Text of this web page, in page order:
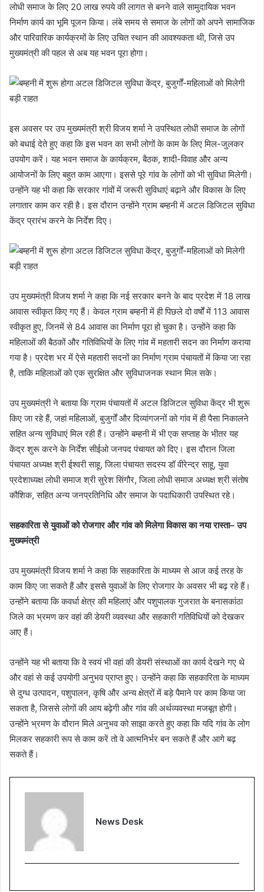
लोधी समाज के लिए 20 लाख रुपये की लागत से बनने वाले सामुदायिक भवन
निर्माण कार्य का भूमि पूजन किया। लंबे समय से समाज के लोगों को अपने सामाजिक
और पारिवारिक कार्यक्रमों के लिए उचित स्थान की आवश्यकता थी, जिसे उप
मुख्यमंत्री की पहल से अब यह भवन पूरा होगा।
इस अवसर पर उप मुख्यमंत्री श्री विजय शर्मा ने उपस्थित लोधी समाज के लोगों
को बधाई देते हुए कहा कि इस भवन का सभी लोगों के काम के लिए मिल-जुलकर
उपयोग करें। यह भवन समाज के कार्यक्रम, बैठक, शादी-विवाह और अन्य
आयोजनों के लिए बहुत काम आएगा। इससे पूरे गांव के लोगों को भी सुविधा मिलेगी।
उन्होंने यह भी कहा कि सरकार गांवों में जरूरी सुविधाएं बढ़ाने और विकास के लिए
लगातार काम कर रही है। इस दौरान उन्होंने ग्राम बम्हनी में अटल डिजिटल सुविधा
केंद्र प्रारंभ करने के निर्देश दिए।
उप मुख्यमंत्री विजय शर्मा ने कहा कि नई सरकार बनने के बाद प्रदेश में 18 लाख
आवास स्वीकृत किए गए हैं। केवल ग्राम बम्हनी में ही पिछले दो वर्षों में 113 आवास
स्वीकृत हुए, जिनमें से 84 आवास का निर्माण पूरा हो चुका है। उन्होंने कहा कि
महिलाओं की बैठकों और गतिविधियों के लिए गांव में महतारी सदन का निर्माण कराया
गया है। प्रदेश भर में ऐसे महतारी सदनों का निर्माण ग्राम पंचायतों में किया जा रहा
है, ताकि महिलाओं को एक सुरक्षित और सुविधाजनक स्थान मिल सके।
उप मुख्यमंत्री ने बताया कि ग्राम पंचायतों में अटल डिजिटल सुविधा केंद्र भी शुरू
किए जा रहे हैं, जहां महिलाओं, बुजुर्गों और दिव्यांगजनों को गांव में ही पैसा निकालने
सहित अन्य सुविधाएं मिल रही हैं। उन्होंने बम्हनी में भी एक सप्ताह के भीतर यह
केंद्र शुरू करने के निर्देश सीईओ जनपद पंचायत को दिए। इस दौरान जिला
पंचायत अध्यक्ष श्री ईश्वरी साहू, जिला पंचायत सदस्य डॉ वीरेन्द्र साहू, युवा
प्रदेशाध्यक्ष लोधी समाज श्री सुरेश सिंगौर, जिला लोधी समाज अध्यक्ष श्री संतोष
कौशिक, सहित अन्य जनप्रतिनिधि और समाज के पदाधिकारी उपस्थित रहे।
सहकारिता से युवाओं को रोजगार और गांव को मिलेगा विकास का नया रास्ता– उप
मुख्यमंत्री
उप मुख्यमंत्री विजय शर्मा ने कहा कि सहकारिता के माध्यम से आज कई तरह के
काम किए जा सकते हैं और इससे युवाओं के लिए रोजगार के अवसर भी बढ़ रहे हैं।
उन्होंने बताया कि कवर्धा क्षेत्र की महिलाएं और पशुपालक गुजरात के बनासकांठा
जिले का भ्रमण कर वहां की डेयरी व्यवस्था और सहकारी गतिविधियों को देखकर
आए हैं।
उन्होंने यह भी बताया कि वे स्वयं भी वहां की डेयरी संस्थाओं का कार्य देखने गए थे
और वहां से कई उपयोगी अनुभव प्राप्त हुए। उन्होंने कहा कि सहकारिता के माध्यम
से दुग्ध उत्पादन, पशुपालन, कृषि और अन्य क्षेत्रों में बड़े पैमाने पर काम किया जा
सकता है, जिससे लोगों की आय बढ़ेगी और गांव की अर्थव्यवस्था मजबूत होगी।
उन्होंने भ्रमण के दौरान मिले अनुभव को साझा करते हुए कहा कि यदि गांव के लोग
मिलकर सहकारी रूप से काम करें तो वे आत्मनिर्भर बन सकते हैं और आगे बढ़
सकते हैं।
News Desk